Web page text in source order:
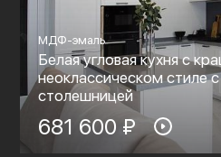
МДФ-эмаль
Белая угловая кухня с
неоклассическом стиле
столешницей
681 600 ₽